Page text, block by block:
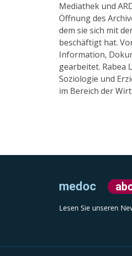
Mediathek und
Öffnung des
dem sie sich mit
beschäftigt hat.
Information,
gearbeitet. Rabea
Soziologie und
im Bereich der
medoc
Lesen Sie unseren